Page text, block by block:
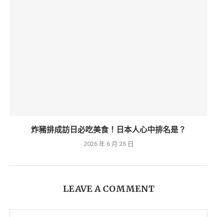
炸豬排成訪日必吃美食！日本人心中排名是？
2026 年 6 月 25 日
LEAVE A COMMENT